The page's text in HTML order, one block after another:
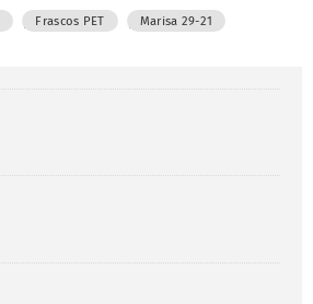
Frascos PET , Marisa 29-21